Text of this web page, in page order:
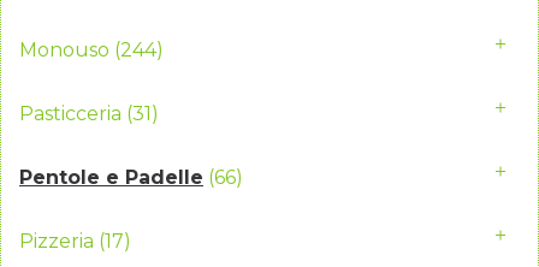
Monouso (244)
Pasticceria (31)
Pentole e Padelle (66)
Pizzeria (17)